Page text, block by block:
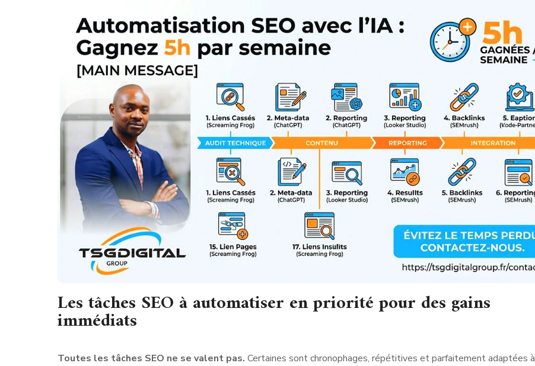
Les tâches SEO à automatiser en priorité pour des gains
immédiats
Toutes les tâches SEO ne se valent pas. Certaines sont chronophages, répétitives et parfaitement adaptées à